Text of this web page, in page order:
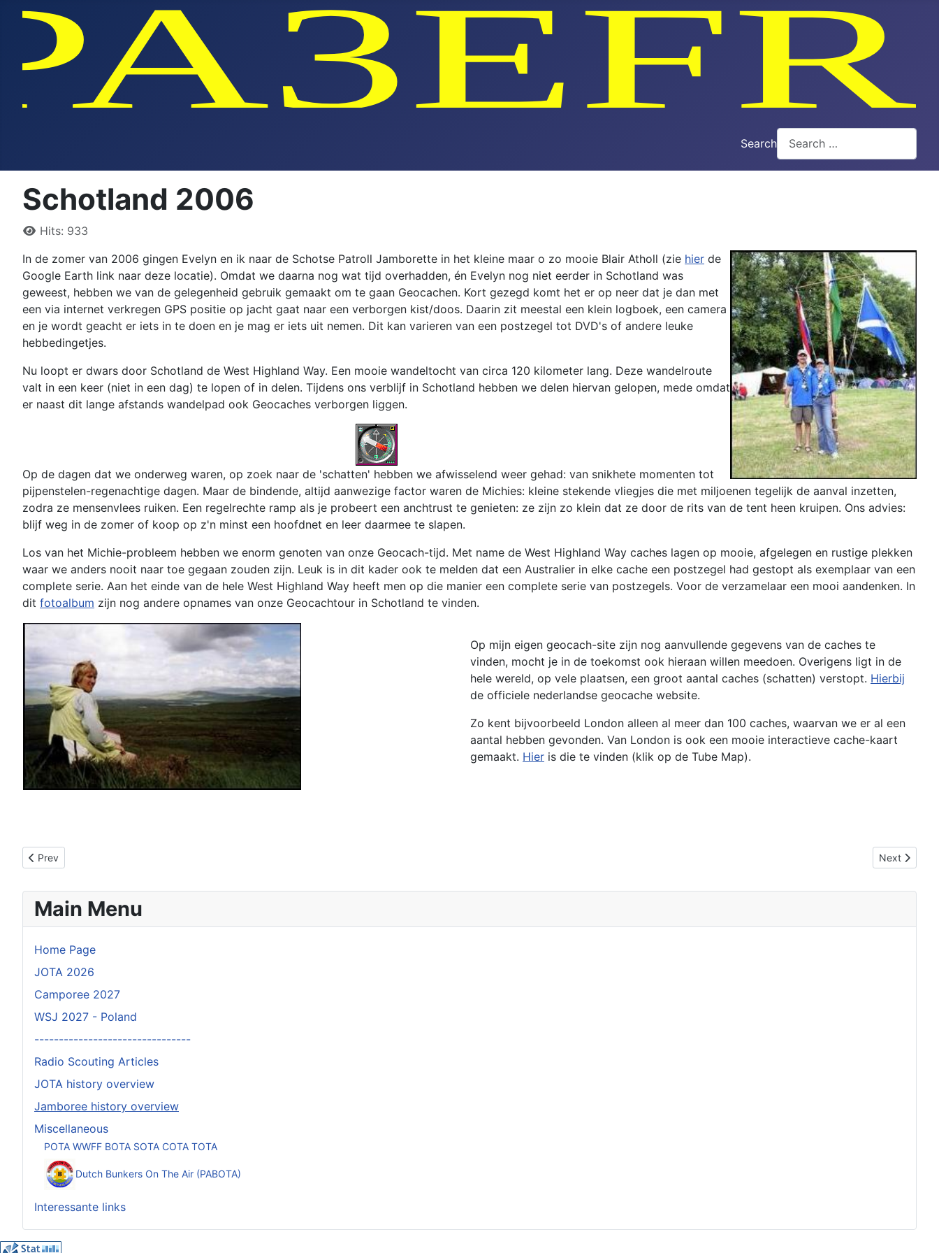
Search
Main Menu
Home Page
JOTA 2026
Camporee 2027
WSJ 2027 - Poland
--------------------------------
Radio Scouting Articles
JOTA history overview
Jamboree history overview
Miscellaneous
POTA WWFF BOTA SOTA COTA TOTA
Dutch Bunkers On The Air (PABOTA)
Interessante links
Schotland 2006
DetailsHits: 933
In de zomer van 2006 gingen Evelyn en ik naar de Schotse Patroll Jamborette in het kleine maar o zo mooie Blair Atholl (zie hier de
Google Earth link naar deze locatie). Omdat we daarna nog wat tijd overhadden, én Evelyn nog niet eerder in Schotland was
geweest, hebben we van de gelegenheid gebruik gemaakt om te gaan Geocachen. Kort gezegd komt het er op neer dat je dan met
een via internet verkregen GPS positie op jacht gaat naar een verborgen kist/doos. Daarin zit meestal een klein logboek, een camera
en je wordt geacht er iets in te doen en je mag er iets uit nemen. Dit kan varieren van een postzegel tot DVD's of andere leuke
hebbedingetjes.
Nu loopt er dwars door Schotland de West Highland Way. Een mooie wandeltocht van circa 120 kilometer lang. Deze wandelroute
valt in een keer (niet in een dag) te lopen of in delen. Tijdens ons verblijf in Schotland hebben we delen hiervan gelopen, mede omdat
er naast dit lange afstands wandelpad ook Geocaches verborgen liggen.
Op de dagen dat we onderweg waren, op zoek naar de 'schatten' hebben we afwisselend weer gehad: van snikhete momenten tot
pijpenstelen-regenachtige dagen. Maar de bindende, altijd aanwezige factor waren de Michies: kleine stekende vliegjes die met miljoenen tegelijk de aanval inzetten,
zodra ze mensenvlees ruiken. Een regelrechte ramp als je probeert een anchtrust te genieten: ze zijn zo klein dat ze door de rits van de tent heen kruipen. Ons advies:
blijf weg in de zomer of koop op z'n minst een hoofdnet en leer daarmee te slapen.
Los van het Michie-probleem hebben we enorm genoten van onze Geocach-tijd. Met name de West Highland Way caches lagen op mooie, afgelegen en rustige plekken
waar we anders nooit naar toe gegaan zouden zijn. Leuk is in dit kader ook te melden dat een Australier in elke cache een postzegel had gestopt als exemplaar van een
complete serie. Aan het einde van de hele West Highland Way heeft men op die manier een complete serie van postzegels. Voor de verzamelaar een mooi aandenken. In
dit fotoalbum zijn nog andere opnames van onze Geocachtour in Schotland te vinden.
Op mijn eigen geocach-site zijn nog aanvullende gegevens van de caches te
vinden, mocht je in de toekomst ook hieraan willen meedoen. Overigens ligt in de
hele wereld, op vele plaatsen, een groot aantal caches (schatten) verstopt. Hierbij
de officiele nederlandse geocache website.
Zo kent bijvoorbeeld London alleen al meer dan 100 caches, waarvan we er al een
aantal hebben gevonden. Van London is ook een mooie interactieve cache-kaart
gemaakt. Hier is die te vinden (klik op de Tube Map).
Previous article: WSJ 2023
Prev Next article:
Next